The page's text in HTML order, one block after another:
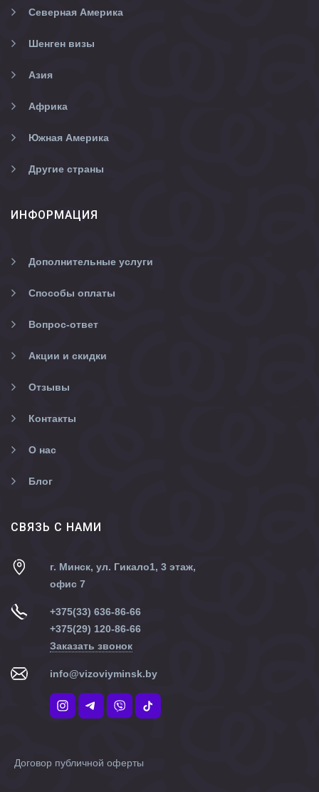
Северная Америка
Шенген визы
Азия
Африка
Южная Америка
Другие страны
ИНФОРМАЦИЯ
Дополнительные услуги
Способы оплаты
Вопрос-ответ
Акции и скидки
Отзывы
Контакты
О нас
Блог
CВЯЗЬ С НАМИ
г. Минск, ул. Гикало1, 3 этаж,
офис 7
+375(33) 636-86-66
+375(29) 120-86-66
Заказать звонок
info@vizoviyminsk.by
Договор публичной оферты